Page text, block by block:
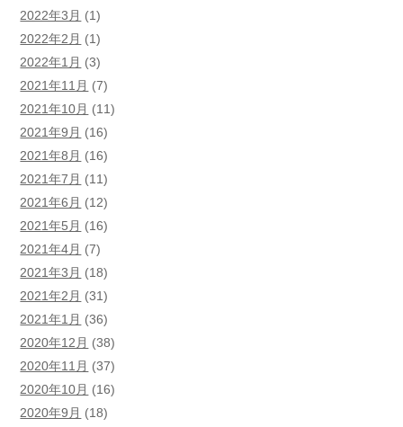
2022年3月 (1)
2022年2月 (1)
2022年1月 (3)
2021年11月 (7)
2021年10月 (11)
2021年9月 (16)
2021年8月 (16)
2021年7月 (11)
2021年6月 (12)
2021年5月 (16)
2021年4月 (7)
2021年3月 (18)
2021年2月 (31)
2021年1月 (36)
2020年12月 (38)
2020年11月 (37)
2020年10月 (16)
2020年9月 (18)